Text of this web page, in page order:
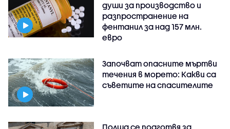
души за производство и
разпространение на
фентанил за над 157 млн.
евро
Започват опасните мъртви
течения в морето: Какви са
съветите на спасителите
Полша се подготвя за